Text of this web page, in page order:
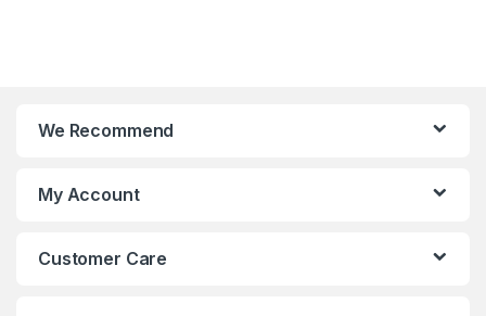
We Recommend
My Account
Customer Care